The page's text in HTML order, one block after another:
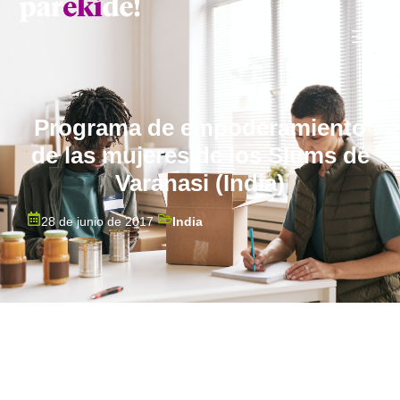
Programa de empoderamiento
de las mujeres de los Slums de
Varanasi (India)
28 de junio de 2017 India